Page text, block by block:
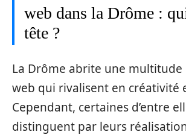
web dans la Drôme :
tête ?
La Drôme abrite une multitude
web qui rivalisent en créativité
Cependant, certaines d’entre
distinguent par leurs